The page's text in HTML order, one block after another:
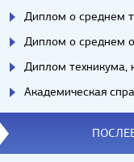
Диплом о среднем
Диплом о среднем
Диплом техникума,
Академическая